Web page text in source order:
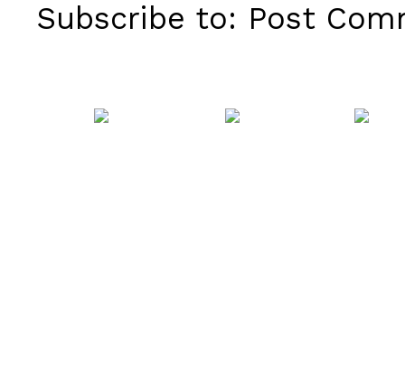
Subscribe to: Post